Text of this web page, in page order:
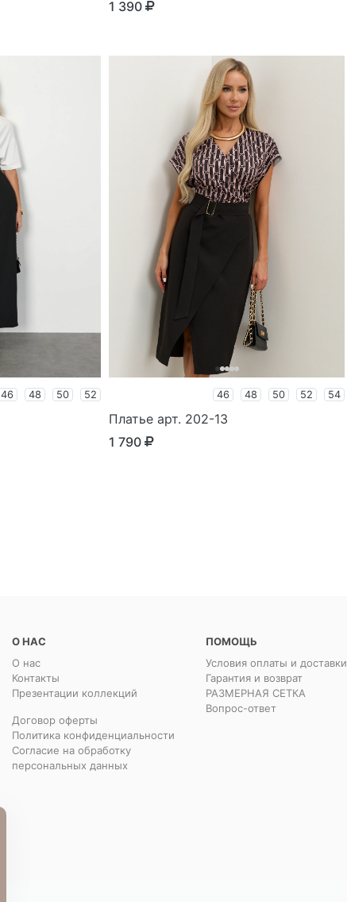
1 390
46 48 50 52 46 48 50 52 54
Платье арт. 202-13
1 790
О НАС
О нас
Контакты
Презентации коллекций
Договор оферты
Политика конфиденциальности
Согласие на обработку
персональных данных
ПОМОЩЬ
Условия оплаты и доставки
Гарантия и возврат
РАЗМЕРНАЯ СЕТКА
Вопрос-ответ